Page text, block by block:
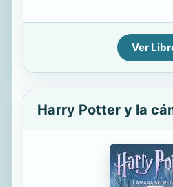
Ver
Harry Potter y la